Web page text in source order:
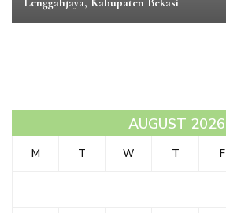
AUGUST 2026
M T W T F